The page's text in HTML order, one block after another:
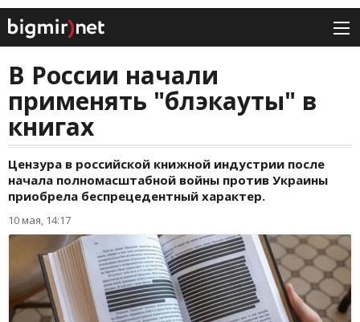
В России начали
применять "блэкауты" в
книгах
Цензура в российской книжной индустрии после
начала полномасштабной войны против Украины
приобрела беспрецедентный характер.
10 мая, 14:17